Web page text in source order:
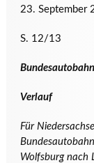
23. September
S. 12/13
Verlauf
Für
Wolfsburg nach